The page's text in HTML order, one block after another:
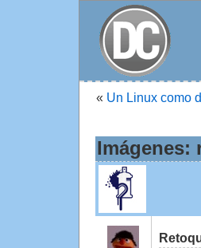
« Un Linux como